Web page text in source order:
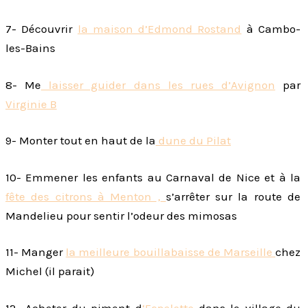
7- Découvrir la maison d’Edmond Rostand à Cambo-
les-Bains
8- Me laisser guider dans les rues d’Avignon par
Virginie B
9- Monter tout en haut de la dune du Pilat
10- Emmener les enfants au Carnaval de Nice et à la
fête des citrons à Menton , s’arrêter sur la route de
Mandelieu pour sentir l’odeur des mimosas
11- Manger la meilleure bouillabaisse de Marseillechez
Michel (il parait)